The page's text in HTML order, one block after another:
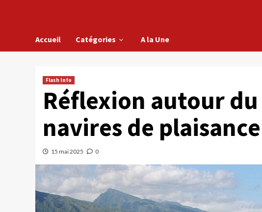
Accueil Catégories A la Une
Flash Info
Réflexion autour
navires de plaisance
15 mai 2025 0